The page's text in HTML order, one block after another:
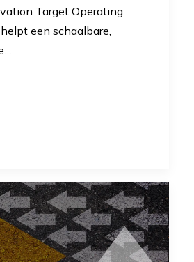
Target Operating
een schaalbare,